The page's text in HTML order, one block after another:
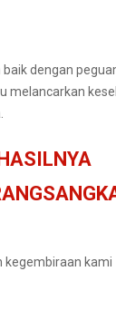
dengan
melancarkan
kegembiraan kami